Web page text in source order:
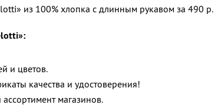
из 100% хлопка с длинным рукавом за 490 р.
и цветов.
качества и удостоверения!
магазинов.